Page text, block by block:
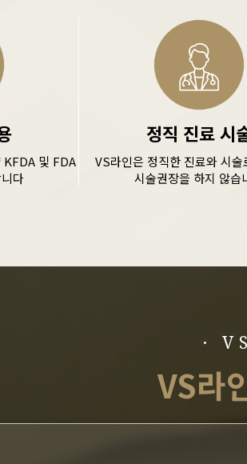
KFDA 및 FDA
다
정직 진료 시
VS라인은 정직한 진료와 시술
시술권장을 하지 않습
·
VS라